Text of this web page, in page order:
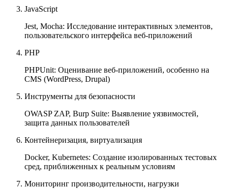
JavaScript
Jest, Mocha: Исследование интерактивных элементов,
пользовательского интерфейса веб-приложений
PHP
PHPUnit: Оценивание веб-приложений, особенно на
CMS (WordPress, Drupal)
Инструменты для безопасности
OWASP ZAP, Burp Suite: Выявление уязвимостей,
защита данных пользователей
Контейнеризация, виртуализация
Docker, Kubernetes: Создание изолированных тестовых
сред, приближенных к реальным условиям
Мониторинг производительности, нагрузки